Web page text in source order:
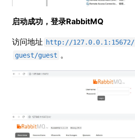
启动成功，登录RabbitMQ
访问地址 http://127.0.0.1:15672/
guest/guest 。